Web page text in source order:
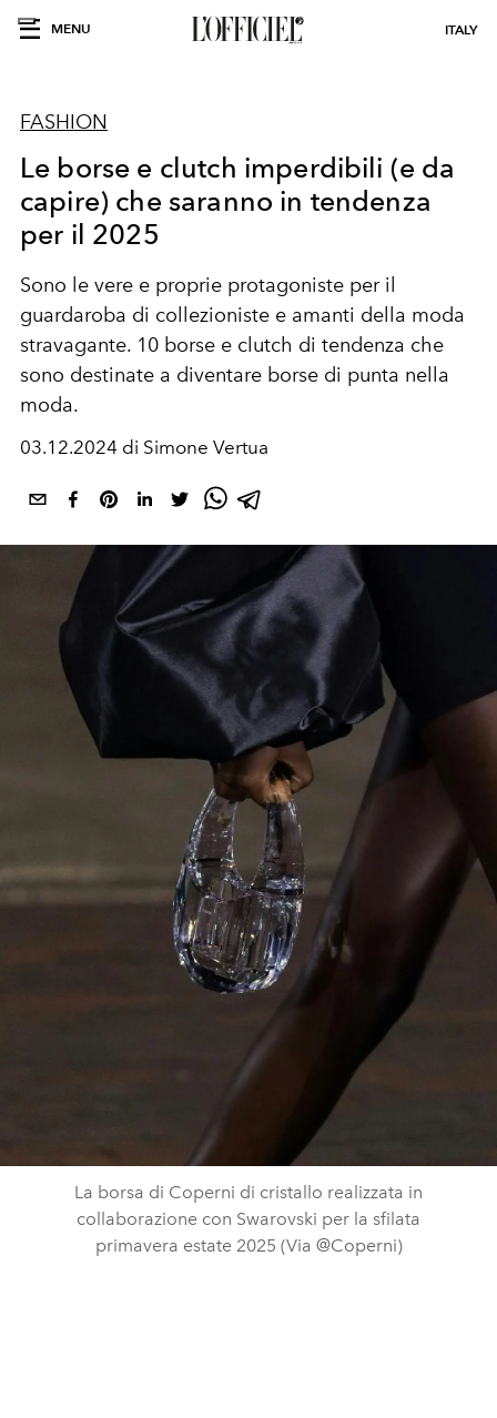
MENU ITALY
FASHION
Le borse e clutch imperdibili (e da
capire) che saranno in tendenza
per il 2025
Sono le vere e proprie protagoniste per il
guardaroba di collezioniste e amanti della moda
stravagante. 10 borse e clutch di tendenza che
sono destinate a diventare borse di punta nella
moda.
03.12.2024 di Simone Vertua
La borsa di Coperni di cristallo realizzata in
collaborazione con Swarovski per la sfilata
primavera estate 2025 (Via @Coperni)